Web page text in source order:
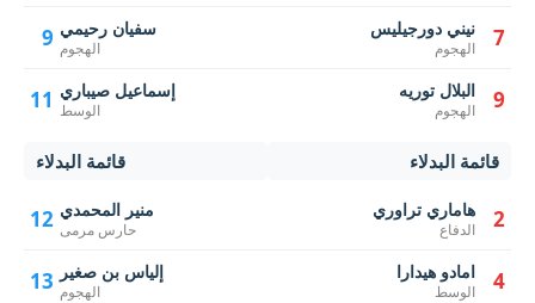
9 سفيان رحيمي
الهجوم
11 إسماعيل صيباري
الوسط
قائمة البدلاء
12 منير المحمدي
حارس مرمى
13 إلياس بن صغير
الهجوم
7 نيني دورجيليس
الهجوم
9 البلال توريه
الهجوم
قائمة البدلاء
2 هاماري تراوري
الدفاع
4 امادو هيدارا
الوسط